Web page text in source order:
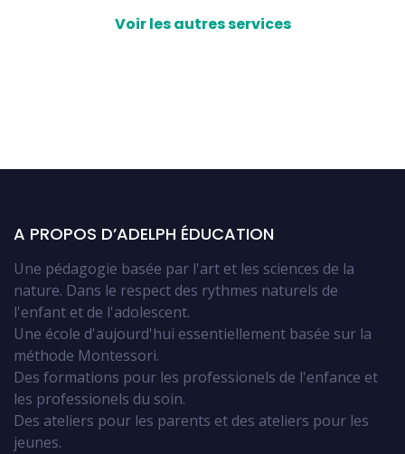
Voir les autres services
A PROPOS D’ADELPH ÉDUCATION
Une pédagogie basée par l'art et les sciences de la
nature. Dans le respect des rythmes naturels de
l'enfant et de l'adolescent.
Une école d'aujourd'hui essentiellement basée sur la
méthode Montessori.
Des formations pour les professionels de l'enfance et
les professionels du soin.
Des ateliers pour les parents et des ateliers pour les
jeunes.